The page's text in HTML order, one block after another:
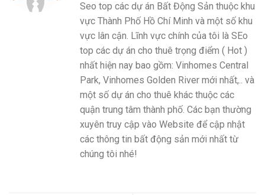
Seo top các dự án Bất Động Sản thuộc khu
vực Thành Phố Hồ Chí Minh và một số khu
vực lân cận. Lĩnh vực chính của tôi là SEo
top các dự án cho thuê trọng điểm ( Hot )
nhất hiện nay bao gồm: Vinhomes Central
Park, Vinhomes Golden River mới nhất,.. và
một số dự án cho thuê khác thuộc các
quận trung tâm thành phố. Các bạn thường
xuyên truy cập vào Website để cập nhật
các thông tin bất động sản mới nhất từ
chúng tôi nhé!